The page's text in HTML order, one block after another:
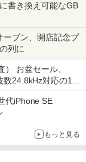
書き換え可能なGB
ープン、開店記念プ
列に
お盆セール、
24.8kHz対応の17
ほか
代iPhone SE
もっと見る